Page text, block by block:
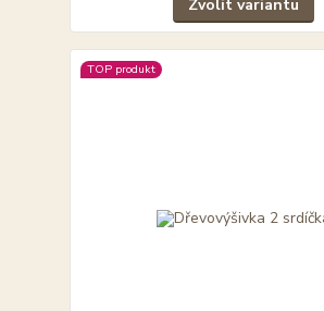
Zvolit variantu
TOP produkt